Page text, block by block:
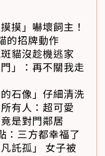
摸」嚇壞飼主！
的招牌動作
貓沒趁機逃家
」：再不關我走
石像」仔細清洗
有人：超可愛
是對門鄰居
：三方都幸福了
託孤」 女子被